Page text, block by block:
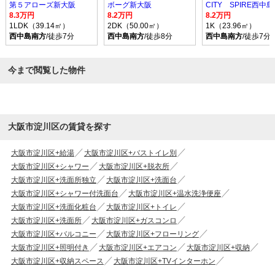
第５アローズ新大阪
8.3万円
1LDK（39.14㎡）
西中島南方/徒歩7分
ボーグ新大阪
8.2万円
2DK（50.00㎡）
西中島南方/徒歩8分
CITY SPIRE西中島
8.2万円
1K（23.96㎡）
西中島南方/徒歩7分
今まで閲覧した物件
大阪市淀川区の賃貸を探す
大阪市淀川区+給湯
大阪市淀川区+バストイレ別
大阪市淀川区+シャワー
大阪市淀川区+脱衣所
大阪市淀川区+洗面所独立
大阪市淀川区+洗面台
大阪市淀川区+シャワー付洗面台
大阪市淀川区+温水洗浄便座
大阪市淀川区+洗面化粧台
大阪市淀川区+トイレ
大阪市淀川区+洗面所
大阪市淀川区+ガスコンロ
大阪市淀川区+バルコニー
大阪市淀川区+フローリング
大阪市淀川区+照明付き
大阪市淀川区+エアコン
大阪市淀川区+収納
大阪市淀川区+収納スペース
大阪市淀川区+TVインターホン